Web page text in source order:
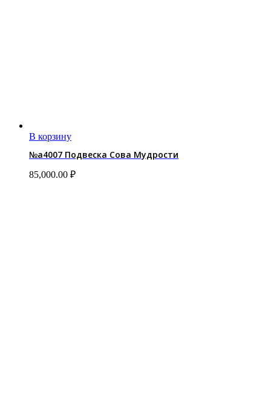
В корзину
№a4007 Подвеска Сова Мудрости
85,000.00 ₽